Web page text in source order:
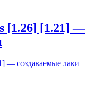
[1.26] [1.21] —